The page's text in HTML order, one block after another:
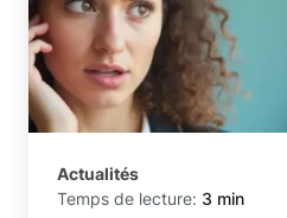
Actualités
Temps de lecture: 3 min